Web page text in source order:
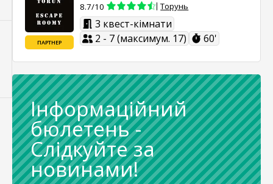
ПАРТНЕР
8.7/10 Торунь
3 квест-кімнати
2 - 7 (максимум. 17)
60'
Інформаційний
бюлетень -
Слідкуйте за
новинами!